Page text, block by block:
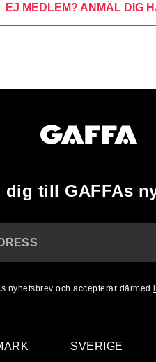
EJ MEDLEM? ANMÄL DIG
dig till GAFFAs
nyhetsbrev och accepterar därmed
SVERIGE